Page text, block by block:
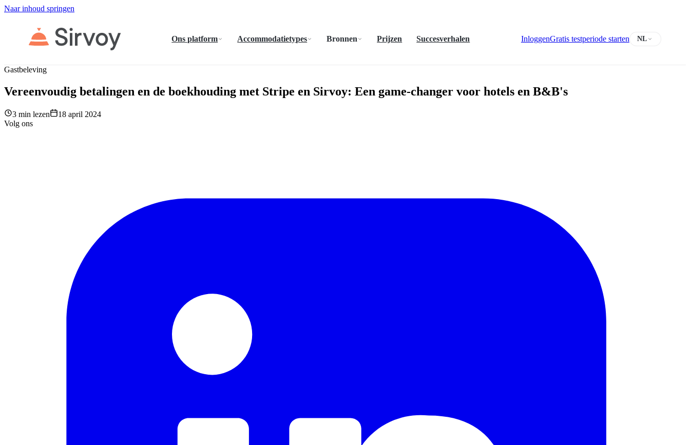
Naar inhoud springen
Ons platform Accommodatietypes Bronnen Prijzen Succesverhalen InloggenGratis testperiode starten NL
Gastbeleving
Vereenvoudig betalingen en de boekhouding met Stripe en Sirvoy: Een game-changer voor hotels en B&B's
3 min lezen
18 april 2024
Volg ons